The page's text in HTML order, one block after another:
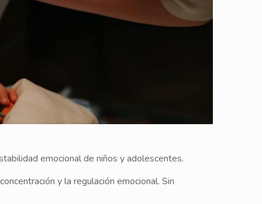
emocional de niños y adolescentes.
y la regulación emocional. Sin